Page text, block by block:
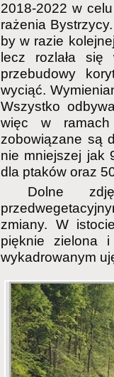
2018-2022 w
rażenia
by w razie
lecz rozlała
przebudowy
wyciąć.
Wszystko
więc w
zobowiązane są
nie mniejszej jak
dla ptaków oraz
Dolne
zmiany. W
pięknie zielona
wykadrowanym